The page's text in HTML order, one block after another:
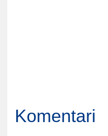
Komentari